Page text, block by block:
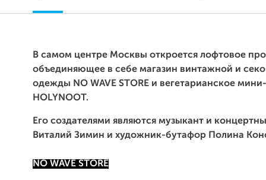
В самом центре Москвы откроется лофтовое
объединяющее в себе магазин винтажной и
одежды NO WAVE STORE и вегетарианское
HOLYNOOT.
Его создателями являются музыкант и
Виталий Зимин и художник-бутафор Полина
NO WAVE STORE